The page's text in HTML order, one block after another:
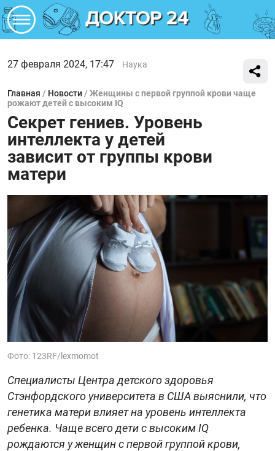
27 февраля 2024, 17:47 Наука
Главная / Новости / Женщины с первой группой крови чаще
рожают детей с высоким IQ
Секрет гениев. Уровень
интеллекта у детей
зависит от группы крови
матери
Фото: 123RF/lexmomot
Специалисты Центра детского здоровья
Стэнфордского университета в США выяснили, что
генетика матери влияет на уровень интеллекта
ребенка. Чаще всего дети с высоким IQ
рождаются у женщин с первой группой крови,